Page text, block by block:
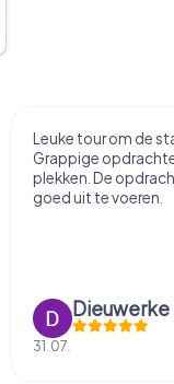
Leuke tour om de
Grappige
plekken. De
goed uit te voeren.
31.07.